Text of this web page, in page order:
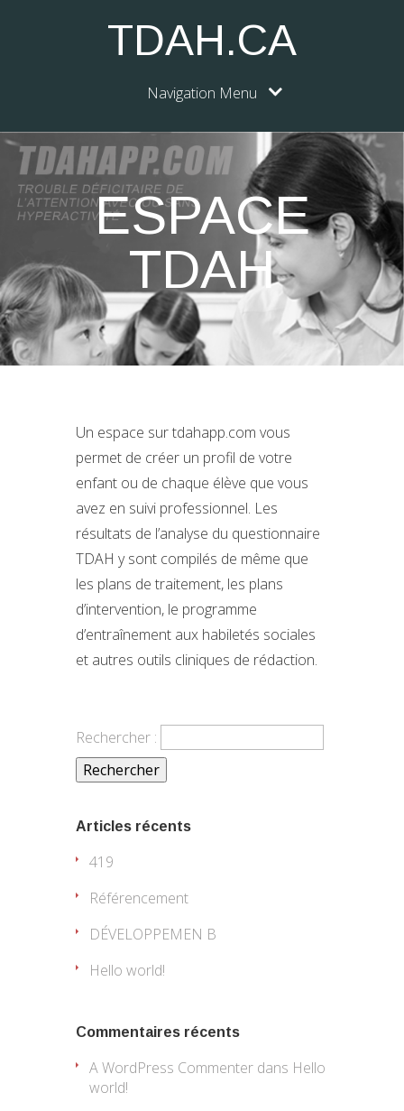
TDAH.CA
Navigation Menu
ESPACE
TDAH
Un espace sur tdahapp.com vous
permet de créer un profil de votre
enfant ou de chaque élève que vous
avez en suivi professionnel. Les
résultats de l’analyse du questionnaire
TDAH y sont compilés de même que
les plans de traitement, les plans
d’intervention, le programme
d’entraînement aux habiletés sociales
et autres outils cliniques de rédaction.
Rechercher :
Articles récents
419
Référencement
DÉVELOPPEMEN B
Hello world!
Commentaires récents
A WordPress Commenter dans Hello
world!